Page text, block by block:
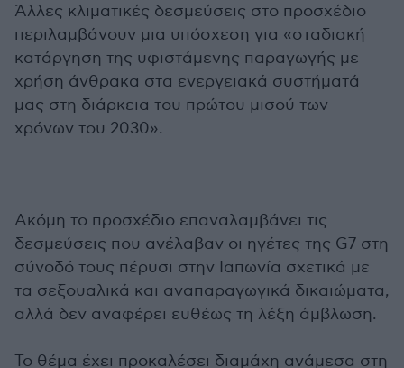
Άλλες κλιματικές δεσμεύσεις στο προσχέδιο
περιλαμβάνουν μια υπόσχεση για «σταδιακή
κατάργηση της υφιστάμενης παραγωγής με
χρήση άνθρακα στα ενεργειακά συστήματά
μας στη διάρκεια του πρώτου μισού των
χρόνων του 2030».
Ακόμη το προσχέδιο επαναλαμβάνει τις
δεσμεύσεις που ανέλαβαν οι ηγέτες της G7 στη
σύνοδό τους πέρυσι στην Ιαπωνία σχετικά με
τα σεξουαλικά και αναπαραγωγικά δικαιώματα,
αλλά δεν αναφέρει ευθέως τη λέξη άμβλωση.
Το θέμα έχει προκαλέσει διαμάχη ανάμεσα στη